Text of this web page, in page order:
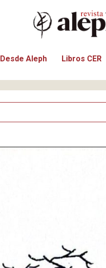
Desde Aleph Libros CER